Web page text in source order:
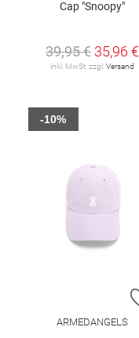
Cap "Snoopy"
39,95 € 35,96 €
inkl. MwSt. zzgl. Versand
ARMEDANGELS
-10%